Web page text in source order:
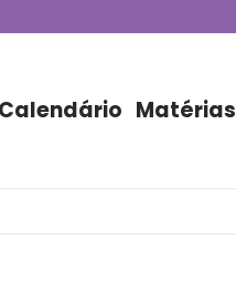
do Nubank Parque
Calendário Matérias